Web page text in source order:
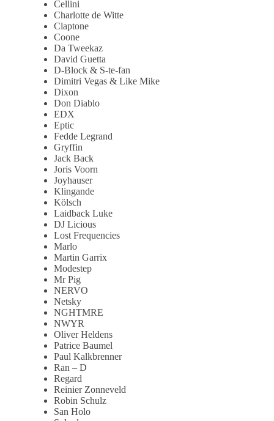
Cellini
Charlotte de Witte
Claptone
Coone
Da Tweekaz
David Guetta
D-Block & S-te-fan
Dimitri Vegas & Like Mike
Dixon
Don Diablo
EDX
Eptic
Fedde Legrand
Gryffin
Jack Back
Joris Voorn
Joyhauser
Klingande
Kölsch
Laidback Luke
DJ Licious
Lost Frequencies
Marlo
Martin Garrix
Modestep
Mr Pig
NERVO
Netsky
NGHTMRE
NWYR
Oliver Heldens
Patrice Baumel
Paul Kalkbrenner
Ran – D
Regard
Reinier Zonneveld
Robin Schulz
San Holo